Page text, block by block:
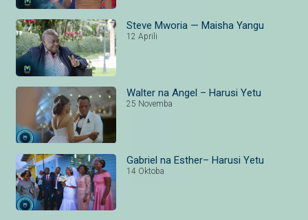
Steve Mworia — Maisha Yangu
12 Aprili
Walter na Angel – Harusi Yetu
25 Novemba
Gabriel na Esther– Harusi Yetu
14 Oktoba